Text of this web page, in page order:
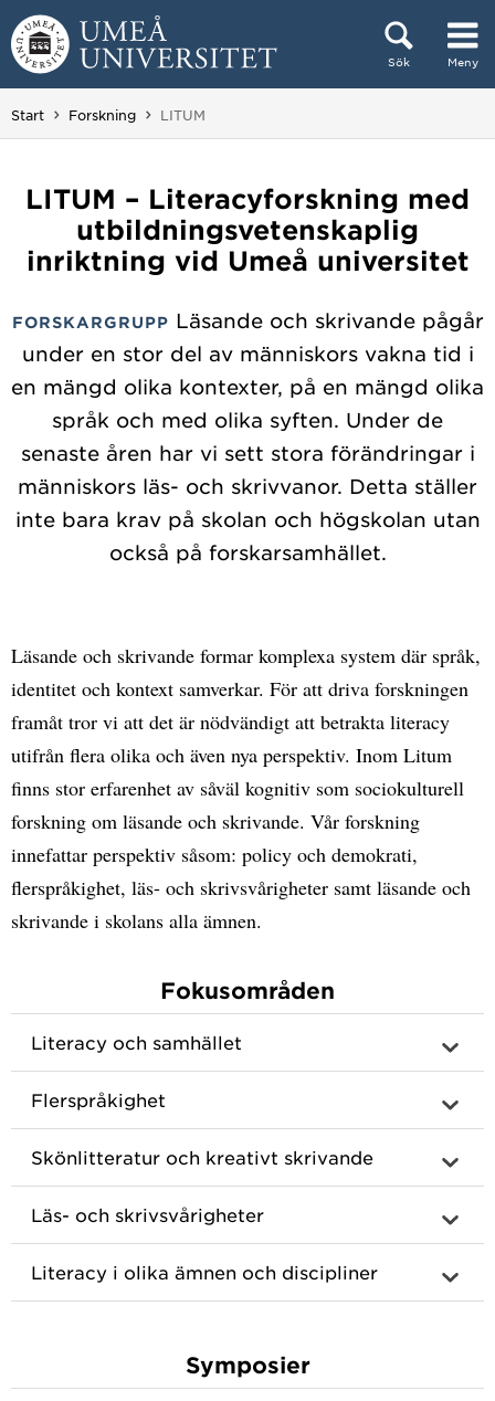
Hoppa direkt till innehållet
Sök Meny
Huvudmenyn dold.
Start Forskning Du är här:
LITUM
LITUM – Literacyforskning med
utbildningsvetenskaplig
inriktning vid Umeå universitet
FORSKARGRUPP Läsande och skrivande pågår
under en stor del av människors vakna tid i
en mängd olika kontexter, på en mängd olika
språk och med olika syften. Under de
senaste åren har vi sett stora förändringar i
människors läs- och skrivvanor. Detta ställer
inte bara krav på skolan och högskolan utan
också på forskarsamhället.
Läsande och skrivande formar komplexa system där språk,
identitet och kontext samverkar. För att driva forskningen
framåt tror vi att det är nödvändigt att betrakta literacy
utifrån flera olika och även nya perspektiv. Inom Litum
finns stor erfarenhet av såväl kognitiv som sociokulturell
forskning om läsande och skrivande. Vår forskning
innefattar perspektiv såsom: policy och demokrati,
flerspråkighet, läs- och skrivsvårigheter samt läsande och
skrivande i skolans alla ämnen.
Fokusområden
Literacy och samhället
Flerspråkighet
Skönlitteratur och kreativt skrivande
Läs- och skrivsvårigheter
Literacy i olika ämnen och discipliner
Symposier